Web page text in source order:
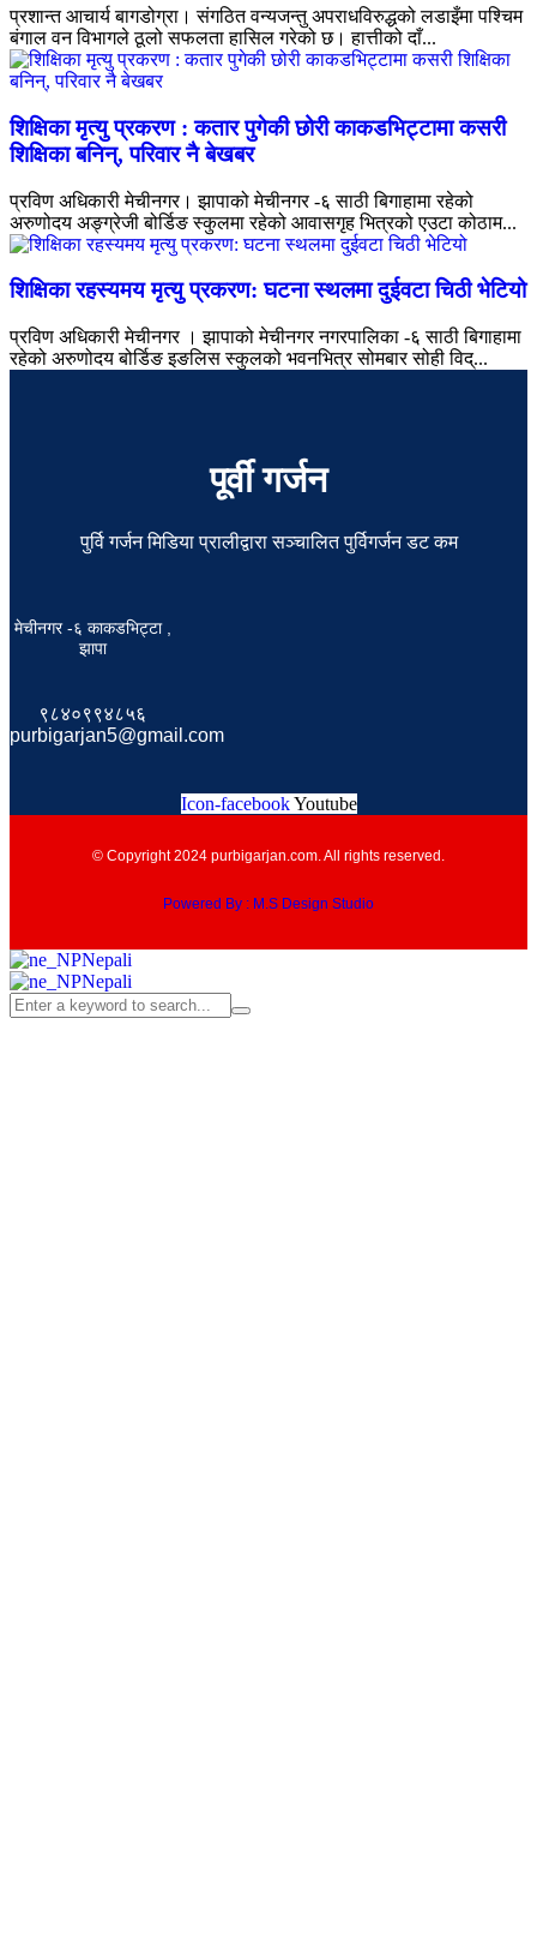
प्रशान्त आचार्य बागडोग्रा। संगठित वन्यजन्तु अपराधविरुद्धको लडाइँमा पश्चिम
बंगाल वन विभागले ठूलो सफलता हासिल गरेको छ। हात्तीको दाँ...
शिक्षिका मृत्यु प्रकरण : कतार पुगेकी छोरी काकडभिट्टामा कसरी
शिक्षिका बनिन्, परिवार नै बेखबर
प्रविण अधिकारी मेचीनगर। झापाको मेचीनगर -६ साठी बिगाहामा रहेको
अरुणोदय अङ्ग्रेजी बोर्डिङ स्कुलमा रहेको आवासगृह भित्रको एउटा कोठाम...
शिक्षिका रहस्यमय मृत्यु प्रकरण: घटना स्थलमा दुईवटा चिठी भेटियो
प्रविण अधिकारी मेचीनगर । झापाको मेचीनगर नगरपालिका -६ साठी बिगाहामा
रहेको अरुणोदय बोर्डिङ इङलिस स्कुलको भवनभित्र सोमबार सोही विद्...
पूर्वी गर्जन
पुर्वि गर्जन मिडिया प्रालीद्वारा सञ्चालित पुर्विगर्जन डट कम
मेचीनगर -६ काकडभिट्टा ,
झापा
९८४०९९४८५६
purbigarjan5@gmail.com
Icon-facebook Youtube
© Copyright 2024 purbigarjan.com. All rights reserved.
Powered By : M.S Design Studio
Nepali
Nepali